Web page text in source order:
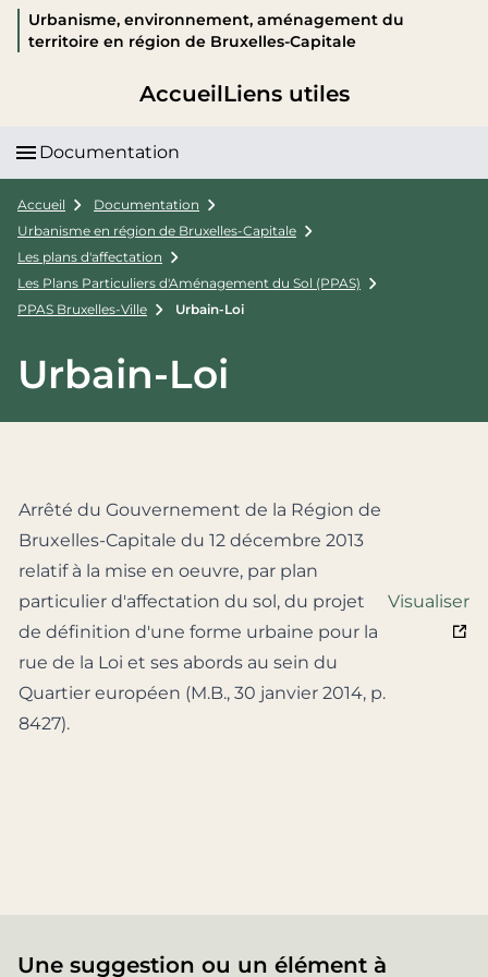
Urbanisme, environnement, aménagement du
territoire en région de Bruxelles-Capitale
AccueilLiens utiles
Documentation
Accueil
Documentation
Urbanisme en région de Bruxelles-Capitale
Les plans d'affectation
Les Plans Particuliers d'Aménagement du Sol (PPAS)
PPAS Bruxelles-Ville
Urbain-Loi
Urbain-Loi
Arrêté du Gouvernement de la Région de
Bruxelles-Capitale du 12 décembre 2013
relatif à la mise en oeuvre, par plan
particulier d'affectation du sol, du projet
de définition d'une forme urbaine pour la
rue de la Loi et ses abords au sein du
Quartier européen (M.B., 30 janvier 2014, p.
8427).
Visualiser
Une suggestion ou un élément à